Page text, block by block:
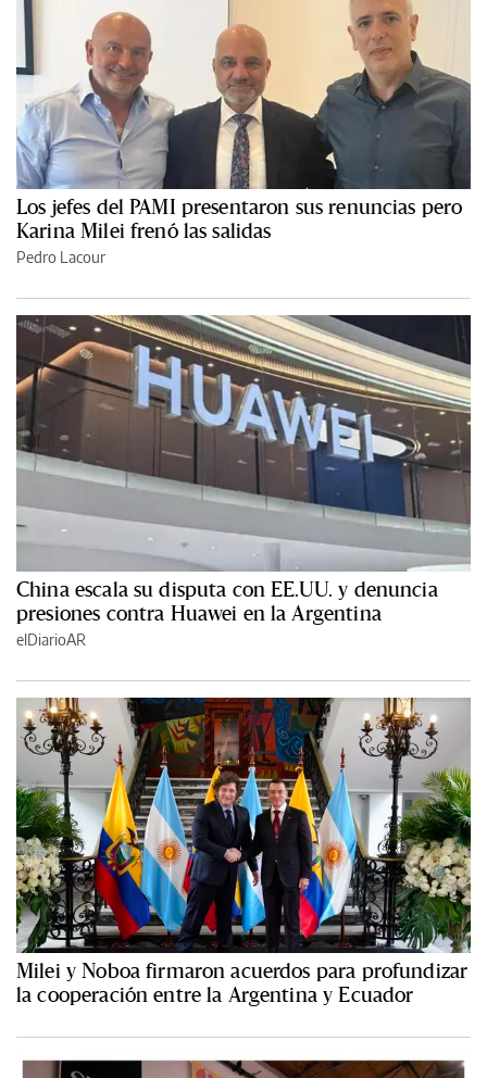
Los jefes del PAMI presentaron sus renuncias pero
Karina Milei frenó las salidas
Pedro Lacour
China escala su disputa con EE.UU. y denuncia
presiones contra Huawei en la Argentina
elDiarioAR
Milei y Noboa firmaron acuerdos para profundizar
la cooperación entre la Argentina y Ecuador